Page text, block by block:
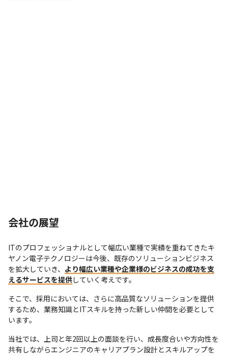
会社の展望
ITのプロフェッショナルとして幅広い業種で実績を重ねてきたキ
ヤノン電子テクノロジーは今後、既存のソリューションビジネス
を拡大していき、 より幅広い業種や企業様のビジネスの成功を支
えるサービスを提供していく考えです。
そこで、採用においては、さらに高品質なソリューションを提供
するため、業務知識とITスキルを持った新しい仲間を必要として
います。
当社では、上司と年2回以上の面談を行い、成長度合いや方向性を
共有しながらエンジニアのキャリアプラン設計とスキルアップを